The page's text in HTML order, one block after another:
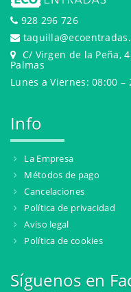
928 296 726
C/ Virgen de la Peña,
Palmas
Lunes a Viernes: 08:00 –
Info
La Empresa
Métodos de pago
Cancelaciones
Política de privacidad
Aviso legal
Política de cookies
Síguenos en